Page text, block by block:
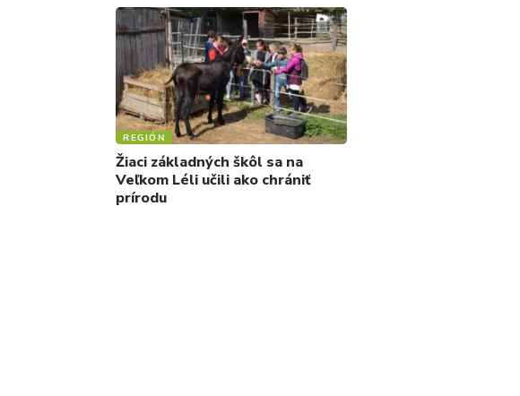
REGIÓN
Žiaci základných škôl sa na
Veľkom Léli učili ako chrániť
prírodu